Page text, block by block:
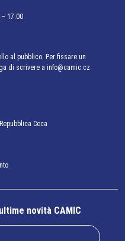
17:00
al pubblico. Per fissare un
di scrivere a info@camic.cz
Ceca
novità CAMIC